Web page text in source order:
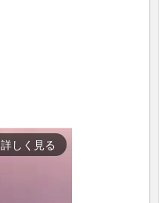
詳しく見る